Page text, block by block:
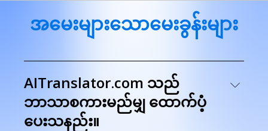
အမေးများသောမေးခွန်းများ
AITranslator.com သည်
ဘာသာစကားမည်မျှ ထောက်ပံ့
ပေးသနည်း။